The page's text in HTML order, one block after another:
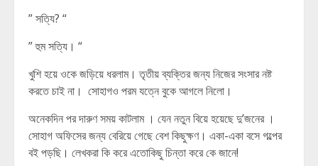
” সত্যি? “
” হুম সত্যি। “
খুশি হয়ে ওকে জড়িয়ে ধরলাম। তৃতীয় ব্যক্তির জন্য নিজের সংসার নষ্ট
করতে চাই না। সোহাগও পরম যত্নে বুকে আগলে নিলো।
অনেকদিন পর দারুণ সময় কাটলাম । যেন নতুন বিয়ে হয়েছে দু’জনের ।
সোহাগ অফিসের জন্য বেরিয়ে গেছে বেশ কিছুক্ষণ। একা-একা বসে গল্পের
বই পড়ছি। লেখকরা কি করে এতোকিছু চিন্তা করে কে জানে!